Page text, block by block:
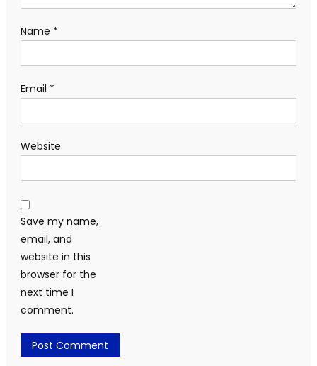
Name *
Email *
Website
Save my name,
email, and
website in this
browser for the
next time I
comment.